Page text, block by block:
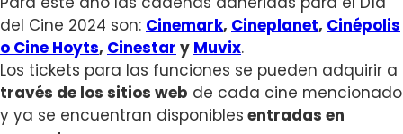
del Cine 2024 son: Cinemark, Cineplanet, Cinépolis
o Cine Hoyts, Cinestar y Muvix.
Los tickets para las funciones se pueden adquirir a
través de los sitios web de cada cine mencionado
y ya se encuentran disponibles entradas en